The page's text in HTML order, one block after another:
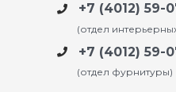
+7 (4012) 59-
(отдел
+7 (4012) 59-
(отдел фурнитуры)